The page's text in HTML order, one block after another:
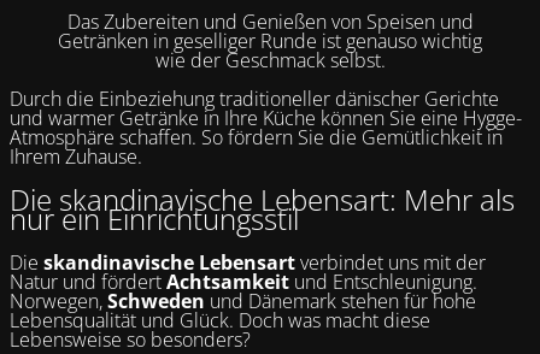
Das Zubereiten und Genießen von Speisen und
Getränken in geselliger Runde ist genauso wichtig
wie der Geschmack selbst.
Durch die Einbeziehung traditioneller dänischer Gerichte
und warmer Getränke in Ihre Küche können Sie eine Hygge-
Atmosphäre schaffen. So fördern Sie die Gemütlichkeit in
Ihrem Zuhause.
Die skandinavische Lebensart: Mehr als
nur ein Einrichtungsstil
Die skandinavische Lebensartverbindet uns mit der
Natur und fördertAchtsamkeit und Entschleunigung.
Norwegen,Schweden und Dänemark stehen für hohe
Lebensqualität und Glück. Doch was macht diese
Lebensweise so besonders?